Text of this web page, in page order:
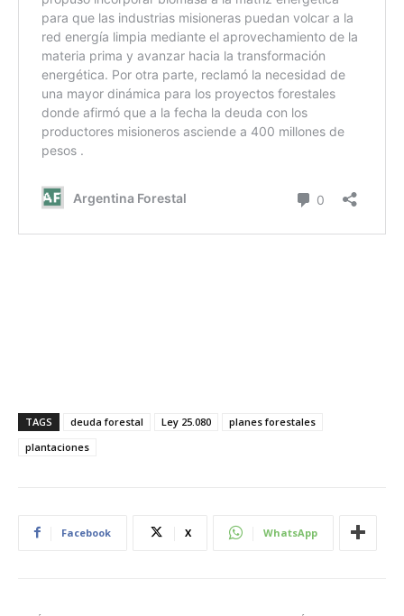
TAGS deuda forestal Ley 25.080
planes forestales
plantaciones
Facebook X WhatsApp